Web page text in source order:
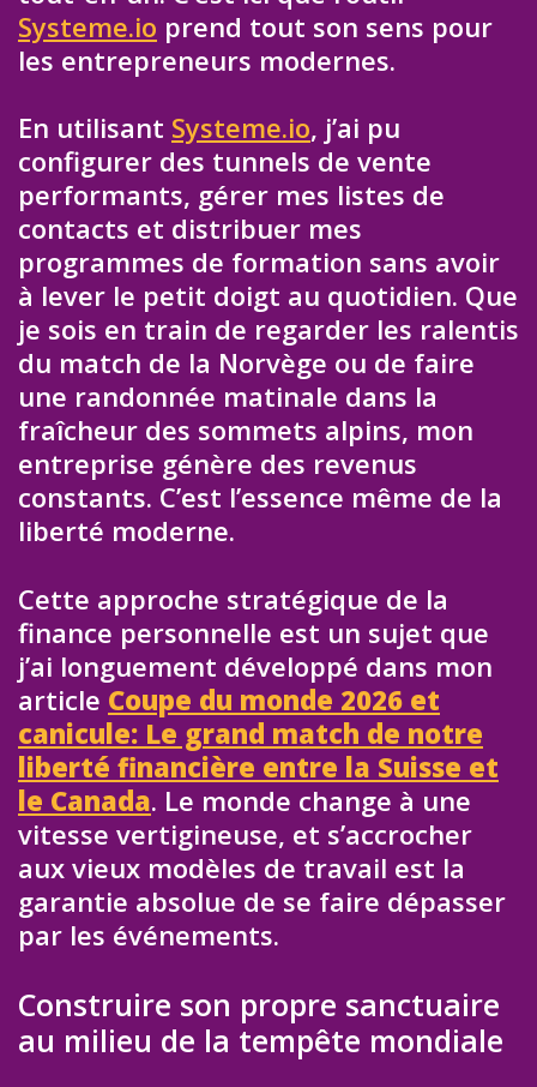
Systeme.io prend tout son sens pour
les entrepreneurs modernes.
En utilisant Systeme.io, j’ai pu
configurer des tunnels de vente
performants, gérer mes listes de
contacts et distribuer mes
programmes de formation sans avoir
à lever le petit doigt au quotidien. Que
je sois en train de regarder les ralentis
du match de la Norvège ou de faire
une randonnée matinale dans la
fraîcheur des sommets alpins, mon
entreprise génère des revenus
constants. C’est l’essence même de la
liberté moderne.
Cette approche stratégique de la
finance personnelle est un sujet que
j’ai longuement développé dans mon
article Coupe du monde 2026 et
canicule: Le grand match de notre
liberté financière entre la Suisse et
le Canada. Le monde change à une
vitesse vertigineuse, et s’accrocher
aux vieux modèles de travail est la
garantie absolue de se faire dépasser
par les événements.
Construire son propre sanctuaire
au milieu de la tempête mondiale